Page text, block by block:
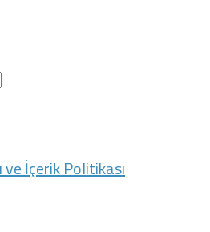
ve İçerik Politikası